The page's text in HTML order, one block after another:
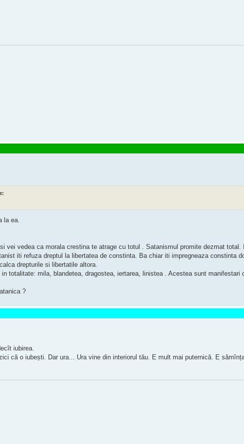
la ea.
vei vedea ca morala crestina te atrage cu totul . Satanismul promite dezmat total.
iti refuza dreptul la libertatea de constinta. Ba chiar iti impregneaza constinta
drepturile si libertatile altora.
totalitate: mila, blandetea, dragostea, iertarea, linistea . Acestea sunt manifestari
?
iubirea.
că o iubești. Dar ura... Ura vine din interiorul tău. E mult mai puternică. E